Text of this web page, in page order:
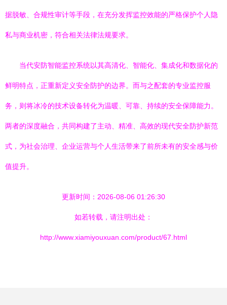
据脱敏、合规性审计等手段，在充分发挥监控效能的严格保护个人隐
私与商业机密，符合相关法律法规要求。
当代安防智能监控系统以其高清化、智能化、集成化和数据化的
鲜明特点，正重新定义安全防护的边界。而与之配套的专业监控服
务，则将冰冷的技术设备转化为温暖、可靠、持续的安全保障能力。
两者的深度融合，共同构建了主动、精准、高效的现代安全防护新范
式，为社会治理、企业运营与个人生活带来了前所未有的安全感与价
值提升。
更新时间：2026-08-06 01:26:30
如若转载，请注明出处：
http://www.xiamiyouxuan.com/product/67.html